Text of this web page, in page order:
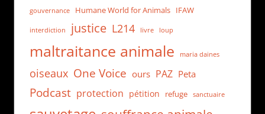
gouvernance Humane World for Animals IFAW
interdiction justice L214 livre loup
maltraitance animale maria daines
oiseaux One Voice ours PAZ Peta
Podcast protection pétition refuge sanctuaire